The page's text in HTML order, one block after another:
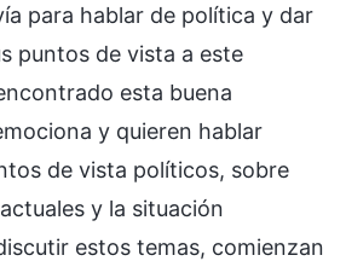
para hablar de política y dar
puntos de vista a este
esta buena
y quieren hablar
de vista políticos, sobre
y la situación
estos temas, comienzan